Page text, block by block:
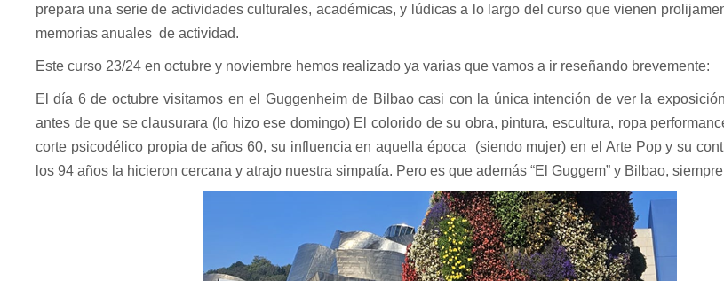
prepara una serie de actividades culturales, académicas, y lúdicas a lo largo del curso que vienen
memorias anuales de actividad.
Este curso 23/24 en octubre y noviembre hemos realizado ya varias que vamos a ir reseñando brevemente:
El día 6 de octubre visitamos en el Guggenheim de Bilbao casi con la única intención de ver la
antes de que se clausurara (lo hizo ese domingo) El colorido de su obra, pintura, escultura, ropa
corte psicodélico propia de años 60, su influencia en aquella época
(siendo mujer) en el Arte Pop y su
los 94 años la hicieron cercana y atrajo nuestra simpatía. Pero es que además “El Guggem” y Bilbao,